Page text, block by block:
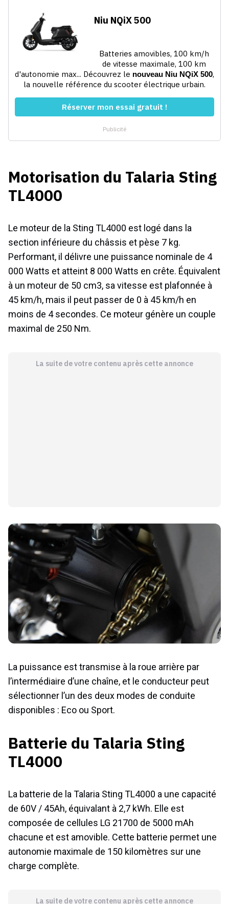
Motorisation du Talaria Sting
TL4000
Le moteur de la Sting TL4000 est logé dans la
section inférieure du châssis et pèse 7 kg.
Performant, il délivre une puissance nominale de 4
000 Watts et atteint 8 000 Watts en crête. Équivalent
à un moteur de 50 cm3, sa vitesse est plafonnée à
45 km/h, mais il peut passer de 0 à 45 km/h en
moins de 4 secondes. Ce moteur génère un couple
maximal de 250 Nm.
La suite de votre contenu après cette annonce
La puissance est transmise à la roue arrière par
l’intermédiaire d’une chaîne, et le conducteur peut
sélectionner l’un des deux modes de conduite
disponibles : Eco ou Sport.
Batterie du Talaria Sting
TL4000
La batterie de la Talaria Sting TL4000 a une capacité
de 60V / 45Ah, équivalant à 2,7 kWh. Elle est
composée de cellules LG 21700 de 5000 mAh
chacune et est amovible. Cette batterie permet une
autonomie maximale de 150 kilomètres sur une
charge complète.
La suite de votre contenu après cette annonce